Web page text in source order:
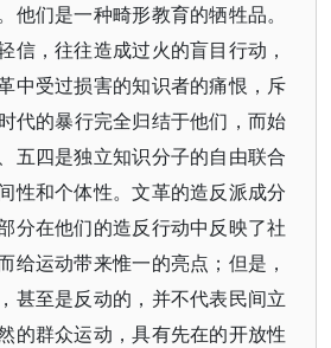
他们是一种畸形教育的牺牲品。
信，往往造成过火的盲目行动，
中受过损害的知识者的痛恨，斥
代的暴行完全归结于他们，而始
五四是独立知识分子的自由联合
性和个体性。文革的造反派成分
分在他们的造反行动中反映了社
给运动带来惟一的亮点；但是，
甚至是反动的，并不代表民间立
的群众运动，具有先在的开放性